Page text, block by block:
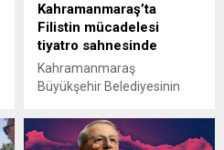
Kahramanmaraş’ta
Filistin mücadelesi
tiyatro sahnesinde
Kahramanmaraş
Büyükşehir Belediyesinin
öğrencileri, Filistin’in
mücadelesini konu alan